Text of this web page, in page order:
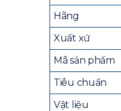
Hãng
Xuất xứ
Mã sản phẩm
Tiêu chuẩn
Vật liệu